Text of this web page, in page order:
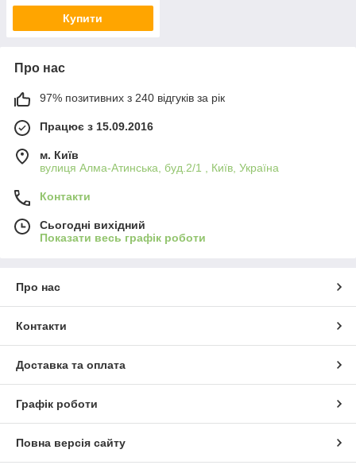
Купити
Про нас
97% позитивних з 240 відгуків за рік
Працює з 15.09.2016
м. Київ
вулиця Алма-Атинська, буд.2/1 , Київ, Україна
Контакти
Сьогодні вихідний
Показати весь графік роботи
Про нас
Контакти
Доставка та оплата
Графік роботи
Повна версія сайту